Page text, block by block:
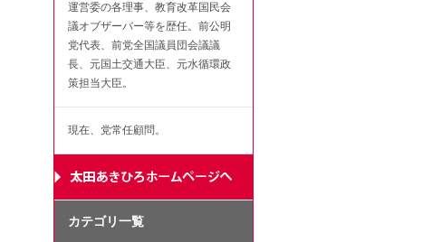
運営委の各理事、教育改革国民会
議オブザーバー等を歴任。前公明
党代表、前党全国議員団会議議
長、元国土交通大臣、元水循環政
策担当大臣。
現在、党常任顧問。
カテゴリ一覧